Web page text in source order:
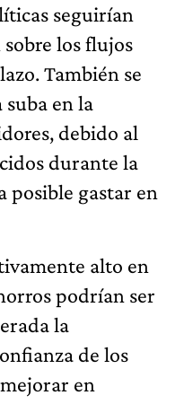
seguirían
los flujos
También se
suba en la
debido al
durante la
posible gastar en
alto en
podrían ser
la
de los
en